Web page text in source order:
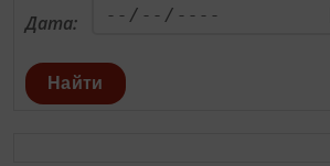
Дата:
Найти